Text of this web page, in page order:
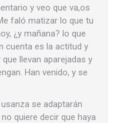
y veo que va,os
faló matizar lo que tu
¿y mañana? lo que
cuenta es la actitud y
llevan aparejadas y
Han venido, y se
se adaptarán
quiere decir que haya